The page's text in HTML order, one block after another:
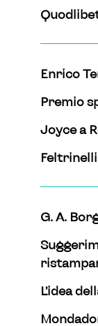
Enrico
Premio
Joyce a
Feltrinelli
G. A.
L’idea